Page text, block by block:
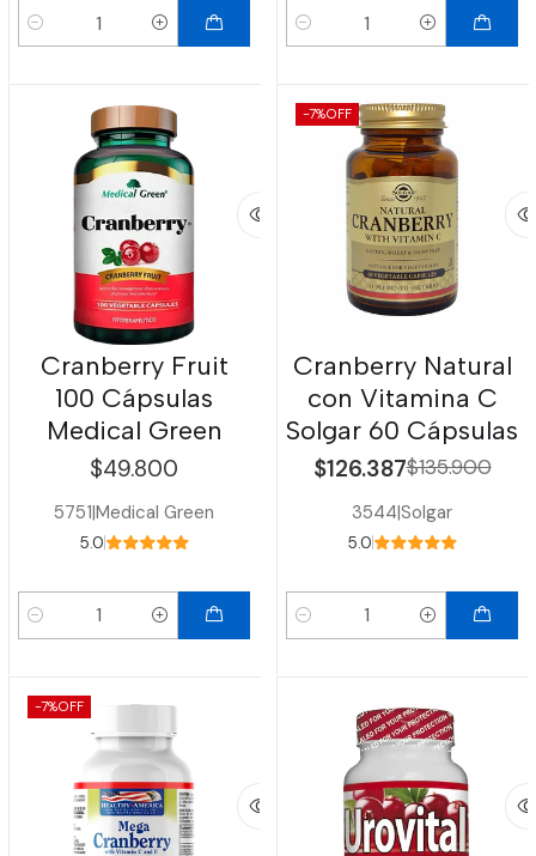
Cantidad Cantidad
Cranberry Fruit
100 Cápsulas
Medical Green
$49.800
5751|Medical Green
5.0
Cantidad
-7%OFF
Cranberry Natural
con Vitamina C
Solgar 60 Cápsulas
$126.387$135.900
3544|Solgar
5.0
Cantidad
-7%OFF